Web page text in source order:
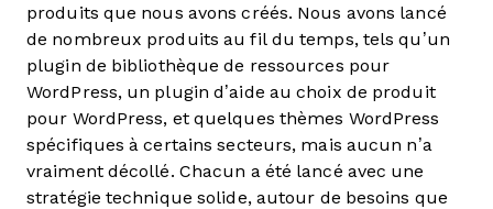
produits que nous avons créés. Nous avons lancé
de nombreux produits au fil du temps, tels qu’un
plugin de bibliothèque de ressources pour
WordPress, un plugin d’aide au choix de produit
pour WordPress, et quelques thèmes WordPress
spécifiques à certains secteurs, mais aucun n’a
vraiment décollé. Chacun a été lancé avec une
stratégie technique solide, autour de besoins que